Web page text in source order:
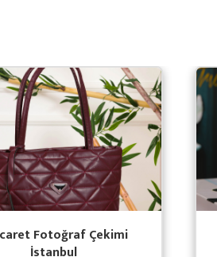
Fotoğraf Çekimi